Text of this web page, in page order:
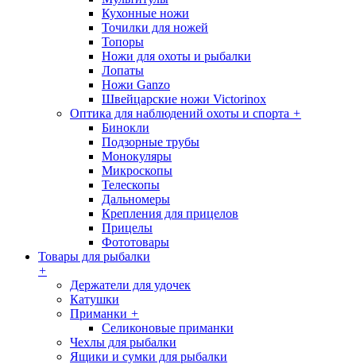
Кухонные ножи
Точилки для ножей
Топоры
Ножи для охоты и рыбалки
Лопаты
Ножи Ganzo
Швейцарские ножи Victorinox
Оптика для наблюдений охоты и спорта +
Бинокли
Подзорные трубы
Монокуляры
Микроскопы
Телескопы
Дальномеры
Крепления для прицелов
Прицелы
Фототовары
Товары для рыбалки
+
Держатели для удочек
Катушки
Приманки +
Селиконовые приманки
Чехлы для рыбалки
Ящики и сумки для рыбалки